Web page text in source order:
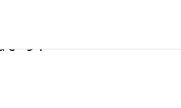
91